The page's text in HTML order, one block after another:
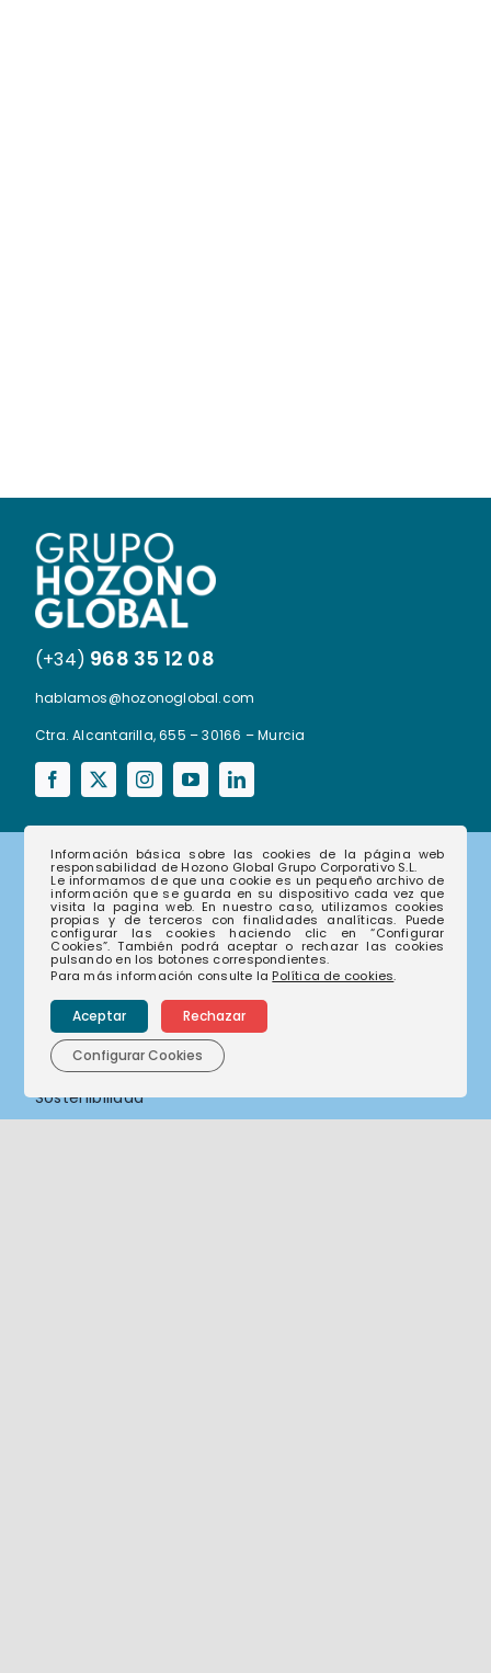
(+34) 968 35 12 08
hablamos@hozonoglobal.com
Ctra. Alcantarilla, 655 – 30166 – Murcia
Corporativo
Nuestras empresas
Nuestra historia
Nuestro compromiso
Actualidad
Sostenibilidad
Información básica sobre las cookies de la página web
responsabilidad de Hozono Global Grupo Corporativo S.L.
Le informamos de que una cookie es un pequeño archivo de
información que se guarda en su dispositivo cada vez que
visita la pagina web. En nuestro caso, utilizamos cookies
propias y de terceros con finalidades analíticas. Puede
configurar las cookies haciendo clic en “Configurar
Cookies”. También podrá aceptar o rechazar las cookies
pulsando en los botones correspondientes.
Para más información consulte la Política de cookies.
Aceptar Rechazar
Configurar Cookies